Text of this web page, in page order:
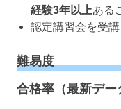
経験3年以上ある
認定講習会を受
難易度
合格率（最新デー